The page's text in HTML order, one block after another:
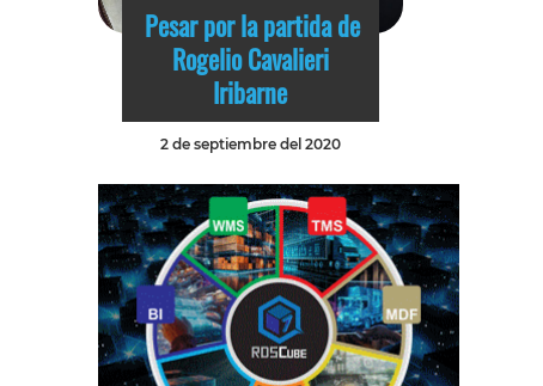
Pesar por la partida de
Rogelio Cavalieri
Iribarne
2 de septiembre del 2020